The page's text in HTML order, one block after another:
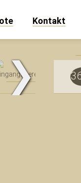
Kontakt
❯